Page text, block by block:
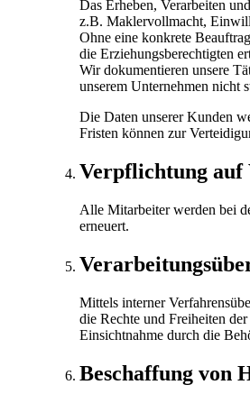
Das Erheben, Verarbeiten
z.B. Maklervollmacht,
Ohne eine konkrete
die Erziehungsberechtigten
Wir dokumentieren unsere
unserem Unternehmen nicht
Die Daten unserer Kunden
Fristen können zur
Verpflichtung
Alle Mitarbeiter werden bei
erneuert.
Mittels interner
die Rechte und Freiheiten
Einsichtnahme durch die
Beschaffung von